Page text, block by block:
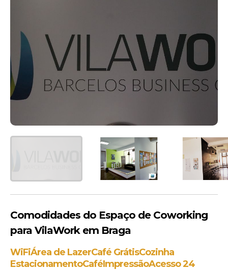
Comodidades do Espaço de Coworking
para VilaWork em Braga
WiFiÁrea de LazerCafé GrátisCozinha
EstacionamentoCaféImpressãoAcesso 24